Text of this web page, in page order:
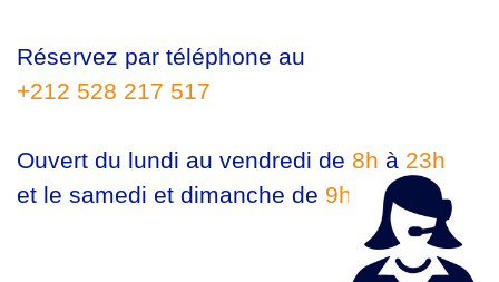
Réservez par téléphone au
+212 528 217 517
Ouvert du lundi au vendredi de 8h à 23h
et le samedi et dimanche de 9h 23h